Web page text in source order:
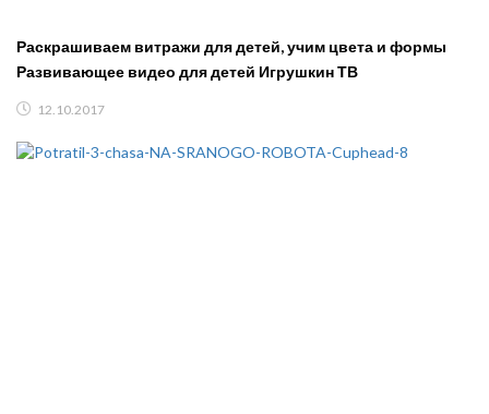
Раскрашиваем витражи для детей, учим цвета и формы
Развивающее видео для детей Игрушкин ТВ
12.10.2017